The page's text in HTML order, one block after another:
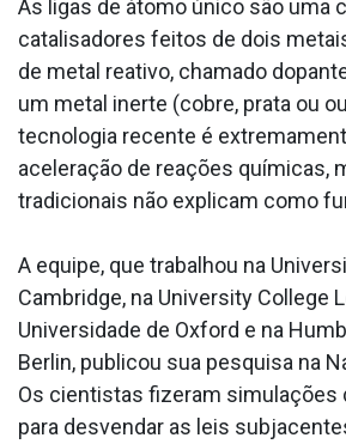
As ligas de átomo único são uma
catalisadores feitos de dois
de metal reativo, chamado
um metal inerte (cobre, prata ou
tecnologia recente é
aceleração de reações químicas,
tradicionais não explicam como
A equipe, que trabalhou na
Cambridge, na University College
Universidade de Oxford e na
Berlin, publicou sua pesquisa na
Os cientistas fizeram simulações
para desvendar as leis